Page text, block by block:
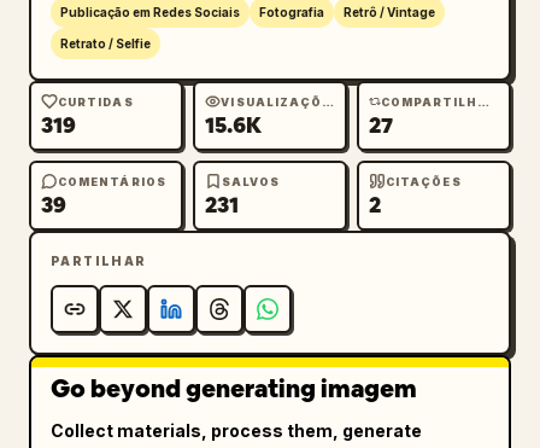
Publicação em Redes Sociais Fotografia Retrô / Vintage
Retrato / Selfie
CURTIDAS
319
VISUALIZAÇÕES
15.6K
COMPARTILHAMENTOS
27
COMENTÁRIOS
39
SALVOS
231
CITAÇÕES
2
PARTILHAR
Go beyond generating imagem
Collect materials, process them, generate